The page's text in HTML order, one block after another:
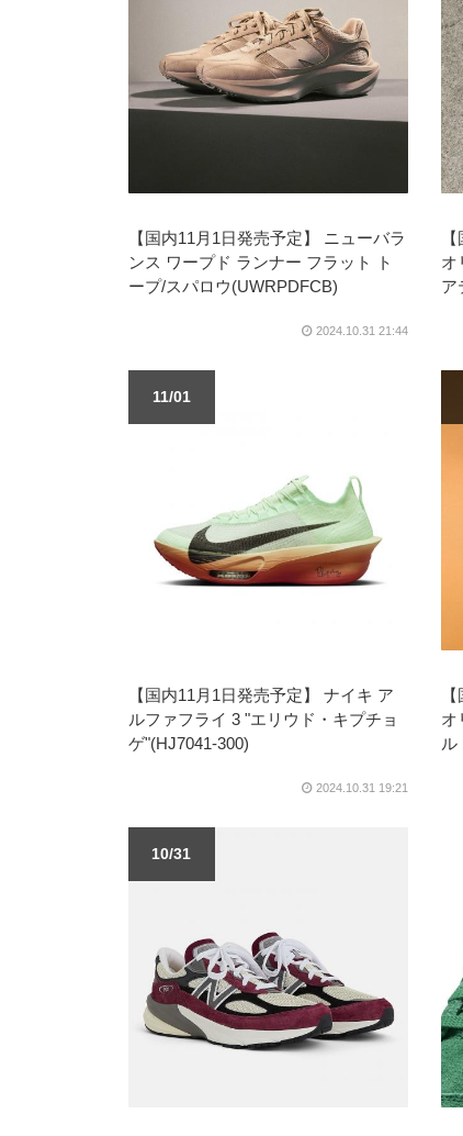
【国内11月1日発売予定】 ニューバラ
ンス ワープド ランナー フラット ト
ープ/スパロウ(UWRPDFCB)
2024.10.31 21:44
オ
ア
11/01
【国内11月1日発売予定】 ナイキ ア
ルファフライ 3 "エリウド・キプチョ
ゲ"(HJ7041-300)
2024.10.31 19:21
オ
ル
10/31